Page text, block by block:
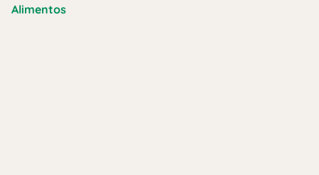
Alimentos